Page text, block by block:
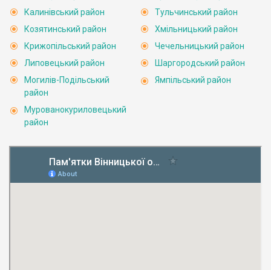
Калинівський район
Козятинський район
Крижопільський район
Липовецький район
Могилів-Подільський
район
Мурованокуриловецький
район
Тульчинський район
Хмільницький район
Чечельницький район
Шаргородський район
Ямпільський район